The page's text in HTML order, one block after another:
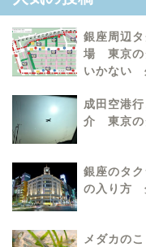
銀座周辺
場 東京の
いかない
成田空港
介 東京の
銀座のタ
の入り方
メダカの